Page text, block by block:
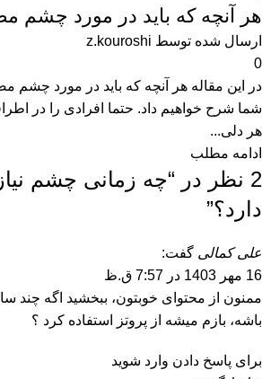
هر آنچه که باید در مورد چشم
ارسال شده توسط z.kouroshi
0
در این مقاله هر آنچه که باید در مورد چشم
شما شرح خواهیم داد. حتما افرادی را در
هر دلی...
ادامه مطلب
2 نظر در “
چه زمانی چشم نیاز
دارد؟”
علی کمالی گفت:
16 مهر 1403 در 7:57 ق.ظ
ممنون از محتوای خوبتون، ببخشید اگه چند
باشه، بازم میشه از پروتز استفاده کرد ؟
برای پاسخ دادن وارد شوید